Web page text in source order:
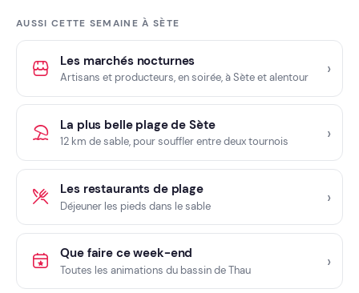
AUSSI CETTE SEMAINE À SÈTE
Les marchés nocturnes
Artisans et producteurs, en soirée, à Sète et alentour
La plus belle plage de Sète
12 km de sable, pour souffler entre deux tournois
Les restaurants de plage
Déjeuner les pieds dans le sable
Que faire ce week-end
Toutes les animations du bassin de Thau